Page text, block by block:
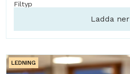
Filtyp
Ladda ner
LEDNING